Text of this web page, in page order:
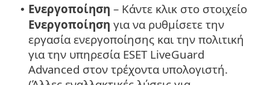
• Ενεργοποίηση – Κάντε κλικ στο στοιχείο
Ενεργοποίηση για να ρυθμίσετε την
εργασία ενεργοποίησης και την πολιτική
για την υπηρεσία ESET LiveGuard
Advanced στον τρέχοντα υπολογιστή.